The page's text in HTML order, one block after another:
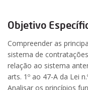
Objetivo
Compreender as
sistema de
relação ao sistema
arts. 1º ao 47-A da Lei
Analisar os princípios